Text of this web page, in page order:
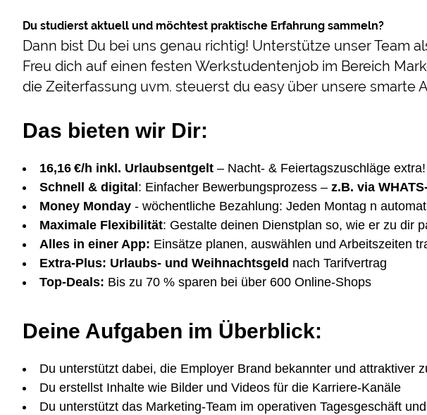
Du studierst aktuell und möchtest praktische Erfahrung sammeln?
Dann bist Du bei uns genau richtig! Unterstütze unser Team
Freu dich auf einen festen Werkstudentenjob im Bereich
die Zeiterfassung uvm. steuerst du easy über unsere smarte
Das bieten wir Dir:
16,16 €/h inkl. Urlaubsentgelt – Nacht- & Feiertagszuschläge
Schnell & digital : Einfacher Bewerbungsprozess – z.B. via
Money Monday - wöchentliche Bezahlung: Jeden Montag n
Maximale Flexibilität: Gestalte deinen Dienstplan so, wie er zu dir
Alles in einer App: Einsätze planen, auswählen und Arbeitszeiten
Extra-Plus: Urlaubs- und Weihnachtsgeld nach Tarifvertrag
Top-Deals: Bis zu 70 % sparen bei über 600 Online-Shops
Deine Aufgaben im Überblick:
Du unterstützt dabei, die Employer Brand bekannter und attraktiver
Du erstellst Inhalte wie Bilder und Videos für die Karriere-Kanäle
Du unterstützt das Marketing-Team im operativen Tagesgeschäft